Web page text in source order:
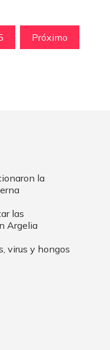
Próximo
la
las
Argelia
virus y hongos